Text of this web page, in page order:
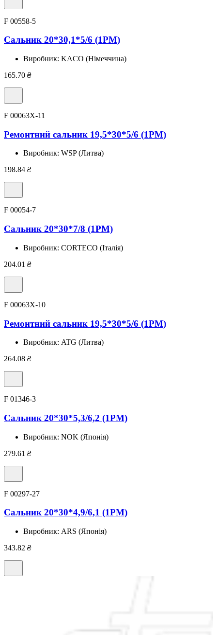
F 00558-5
Сальник 20*30,1*5/6 (1PM)
Виробник: KACO (Німеччина)
165.70 ₴
F 00063X-11
Ремонтний сальник 19,5*30*5/6 (1PM)
Виробник: WSP (Литва)
198.84 ₴
F 00054-7
Сальник 20*30*7/8 (1PM)
Виробник: CORTECO (Італія)
204.01 ₴
F 00063X-10
Ремонтний сальник 19,5*30*5/6 (1PM)
Виробник: ATG (Литва)
264.08 ₴
F 01346-3
Сальник 20*30*5,3/6,2 (1PM)
Виробник: NOK (Японія)
279.61 ₴
F 00297-27
Сальник 20*30*4,9/6,1 (1PM)
Виробник: ARS (Японія)
343.82 ₴